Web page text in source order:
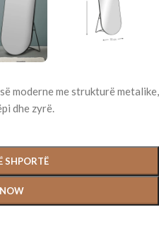
moderne me strukturë metalike,
dhe zyrë.
SHPORTË